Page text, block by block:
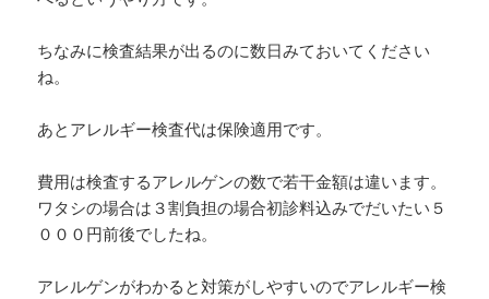
ちなみに検査結果が出るのに数日みておいてください
ね。
あとアレルギー検査代は保険適用です。
費用は検査するアレルゲンの数で若干金額は違います。
ワタシの場合は３割負担の場合初診料込みでだいたい５
０００円前後でしたね。
アレルゲンがわかると対策がしやすいのでアレルギー検